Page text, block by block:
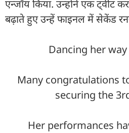
एन्जॉय किया. उन्होंने एक ट्वीट
बढ़ाते हुए उन्हें फाइनल में सेकेंड
Dancing her
Many congratulations
securing the
Her performances